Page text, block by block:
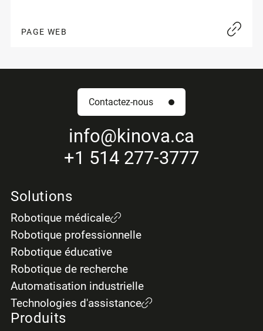
PAGE WEB
Solutions
Robotique médicale
Robotique professionnelle
Robotique éducative
Robotique de recherche
Automatisation industrielle
Technologies d'assistance
Produits
Contactez-nous
info@kinova.ca
+1 514 277-3777